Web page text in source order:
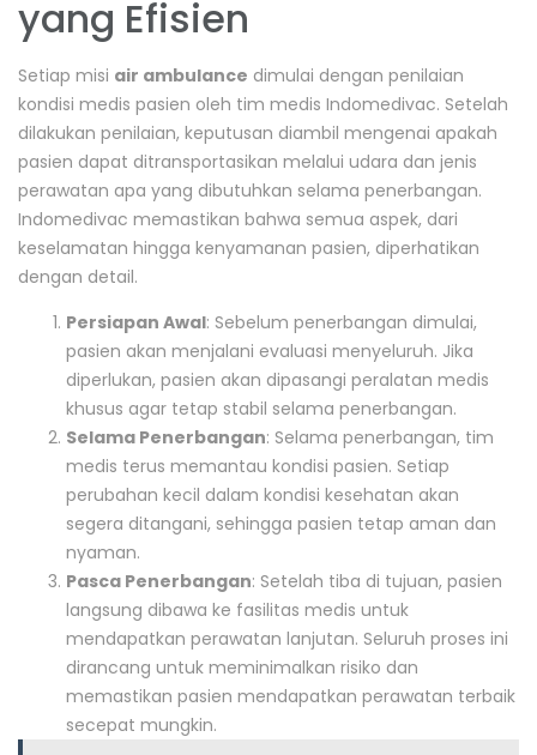
yang Efisien
Setiap misi air ambulance dimulai dengan penilaian
kondisi medis pasien oleh tim medis Indomedivac. Setelah
dilakukan penilaian, keputusan diambil mengenai apakah
pasien dapat ditransportasikan melalui udara dan jenis
perawatan apa yang dibutuhkan selama penerbangan.
Indomedivac memastikan bahwa semua aspek, dari
keselamatan hingga kenyamanan pasien, diperhatikan
dengan detail.
Persiapan Awal: Sebelum penerbangan dimulai,
pasien akan menjalani evaluasi menyeluruh. Jika
diperlukan, pasien akan dipasangi peralatan medis
khusus agar tetap stabil selama penerbangan.
Selama Penerbangan: Selama penerbangan, tim
medis terus memantau kondisi pasien. Setiap
perubahan kecil dalam kondisi kesehatan akan
segera ditangani, sehingga pasien tetap aman dan
nyaman.
Pasca Penerbangan: Setelah tiba di tujuan, pasien
langsung dibawa ke fasilitas medis untuk
mendapatkan perawatan lanjutan. Seluruh proses ini
dirancang untuk meminimalkan risiko dan
memastikan pasien mendapatkan perawatan terbaik
secepat mungkin.